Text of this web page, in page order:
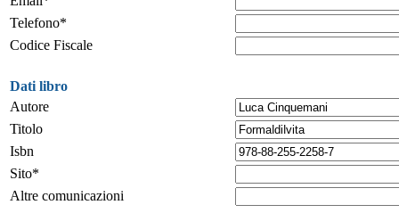
Telefono*
Codice Fiscale
Dati libro
Autore
Titolo
Isbn
Sito*
Altre comunicazioni